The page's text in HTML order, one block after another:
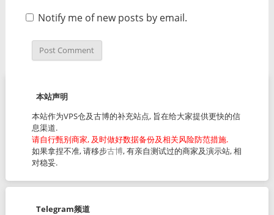
Notify me of new posts by email.
本站声明
本站作为VPS仓及古博的补充站点, 旨在给大家提供更快的信
息渠道.
请自行甄别商家, 及时做好数据备份及相关风险防范措施.
如果拿捏不准, 请移步古博, 有亲自测试过的商家及演示站, 相
对稳妥.
Telegram频道